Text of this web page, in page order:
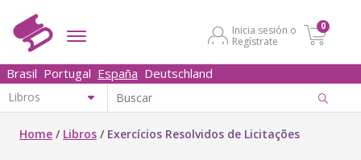
Inicia sesión o
Regístrate
0
Brasil Portugal España Deutschland
Home / Libros / Exercícios Resolvidos de Licitações